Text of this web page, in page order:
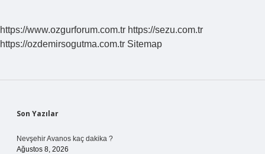
https://www.ozgurforum.com.tr https://sezu.com.tr
https://ozdemirsogutma.com.tr Sitemap
Sidebar
Son Yazılar
Nevşehir Avanos kaç dakika ?
Ağustos 8, 2026